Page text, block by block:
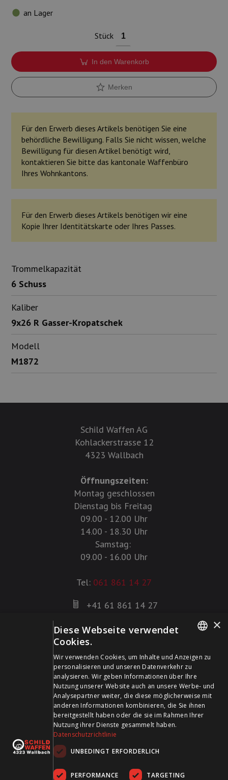
an Lager
Stück
In den Warenkorb
Merken
Für den Erwerb dieses Artikels benötigen Sie eine
behördliche Bewilligung. Falls Sie nicht wissen, welche
Bewilligung für diesen Artikel benötigt wird,
kontaktieren Sie bitte das kantonale Waffenbüro
Ihres Wohnkantons.
Für den Erwerb dieses Artikels benötigen wir eine
Kopie Ihrer Identitätskarte oder Ihres Passes.
Trommelkapazität
6 Schuss
Kaliber
9x26 R Gasser-Kropatschek
Modell
M1872
Schild Waffen AG
Kohlackerstrasse 12
4323 Wallbach
Öffnungszeiten:
Montag geschlossen
Dienstag bis Freitag
09.00 - 12.00 Uhr
14.00 - 18.30 Uhr
Samstag:
09.00 - 16.00 Uhr
Tel: 061 861 14 27
+41 61 861 14 27
info@schildwaffen.ch
Zahlungsmittel
Besuchen Sie uns in den Sozialen Medien und bleiben Sie
auf dem Laufenden!
FRENCH
×
Diese Webseite verwendet
Cookies.
Wir verwenden Cookies, um Inhalte und Anzeigen zu
personalisieren und unseren Datenverkehr zu
analysieren. Wir geben Informationen über Ihre
Nutzung unserer Website auch an unsere Werbe- und
Analysepartner weiter, die diese möglicherweise mit
anderen Informationen kombinieren, die Sie ihnen
bereitgestellt haben oder die sie im Rahmen Ihrer
Nutzung ihrer Dienste gesammelt haben.
Datenschutzrichtlinie
UNBEDINGT ERFORDERLICH
PERFORMANCE TARGETING